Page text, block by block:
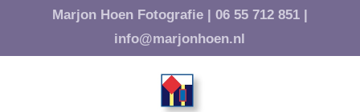
Marjon Hoen Fotografie | 06 55 712 851 |
info@marjonhoen.nl